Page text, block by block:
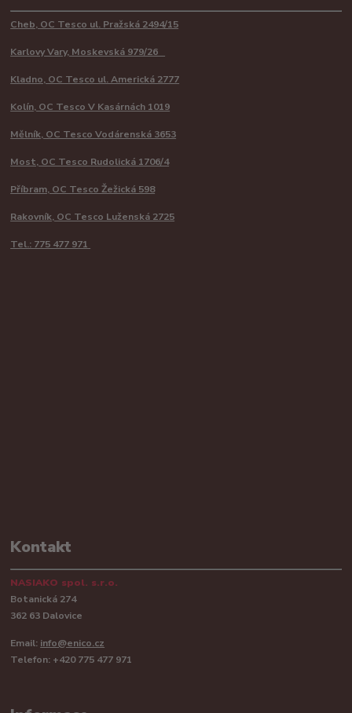
Cheb, OC Tesco ul. Pražská 2494/15
Karlovy Vary, Moskevská 979/26
Kladno, OC Tesco ul. Americká 2777
Kolín, OC Tesco V Kasárnách 1019
Mělník, OC Tesco Vodárenská 3653
Most, OC Tesco Rudolická 1706/4
Příbram, OC Tesco Žežická 598
Rakovník, OC Tesco Luženská 2725
Tel.: 775 477 971
Kontakt
NASIAKO spol. s.r.o.
Botanická 274
362 63 Dalovice
Email: info@enico.cz
Telefon: +420 775 477 971